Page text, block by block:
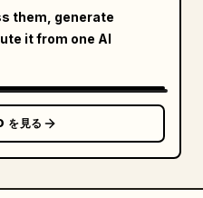
インカメラに近いため自然
。
them, generate
it from one AI
を見る